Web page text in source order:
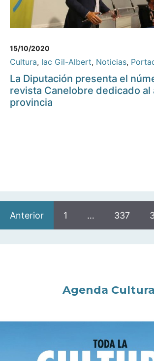
15/10/2020
Cultura, Iac Gil-Albert, Noticias,
La Diputación presenta el
revista Canelobre dedicado al
provincia
Anterior 1 … 337
Agenda